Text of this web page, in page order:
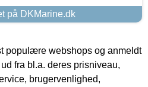
på DKMarine.dk
populære webshops og anmeldt
fra bl.a. deres prisniveau,
brugervenlighed,